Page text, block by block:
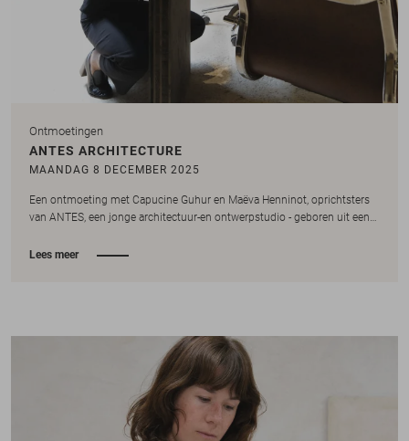
Ontmoetingen
ANTES ARCHITECTURE
MAANDAG 8 DECEMBER 2025
Een ontmoeting met Capucine Guhur en Maëva Henninot, oprichtsters
van ANTES, een jonge architectuur-en ontwerpstudio - geboren uit een…
Lees meer